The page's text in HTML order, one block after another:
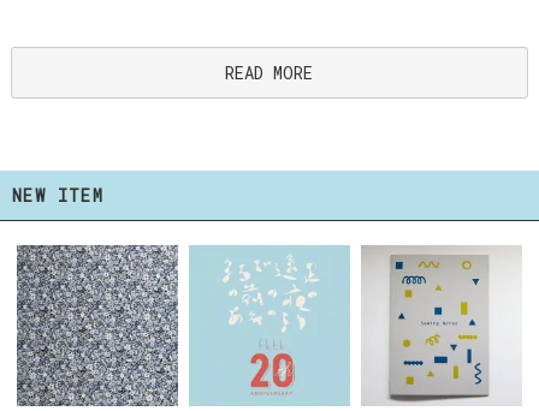
READ MORE
NEW ITEM